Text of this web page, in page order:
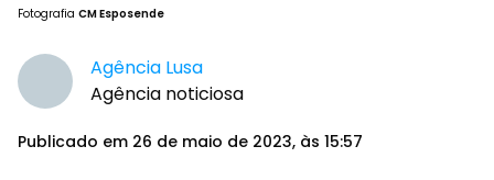
Fotografia CM Esposende
Agência Lusa
Agência noticiosa
Publicado em 26 de maio de 2023, às 15:57